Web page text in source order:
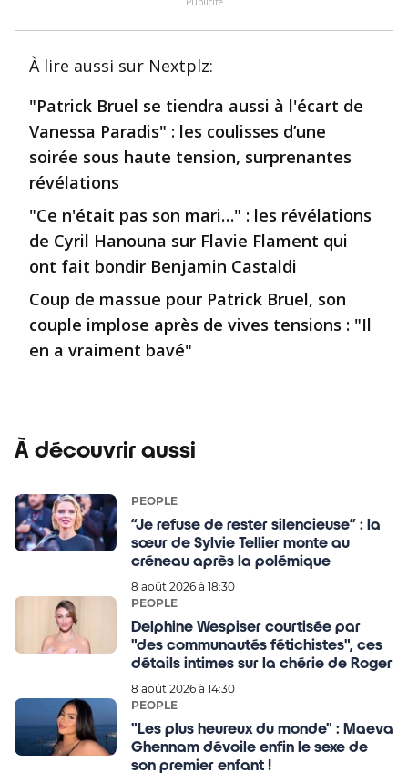
À lire aussi sur Nextplz:
"Patrick Bruel se tiendra aussi à l'écart de
Vanessa Paradis" : les coulisses d’une
soirée sous haute tension, surprenantes
révélations
"Ce n'était pas son mari…" : les révélations
de Cyril Hanouna sur Flavie Flament qui
ont fait bondir Benjamin Castaldi
Coup de massue pour Patrick Bruel, son
couple implose après de vives tensions : "Il
en a vraiment bavé"
À découvrir aussi
PEOPLE
“Je refuse de rester silencieuse” : la
sœur de Sylvie Tellier monte au
créneau après la polémique
8 août 2026 à 18:30
PEOPLE
Delphine Wespiser courtisée par
"des communautés fétichistes", ces
détails intimes sur la chérie de Roger
8 août 2026 à 14:30
PEOPLE
"Les plus heureux du monde" : Maeva
Ghennam dévoile enfin le sexe de
son premier enfant !